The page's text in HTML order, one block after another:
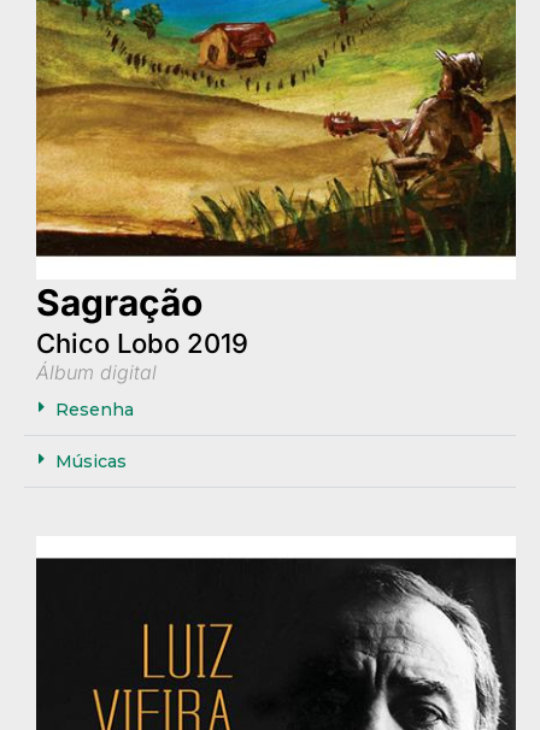
Sagração
Chico Lobo 2019
Álbum digital
Resenha
Músicas